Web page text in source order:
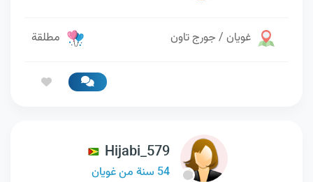
غويان / جورج تاون مطلقة
Hijabi_579
54 سنة من غويان